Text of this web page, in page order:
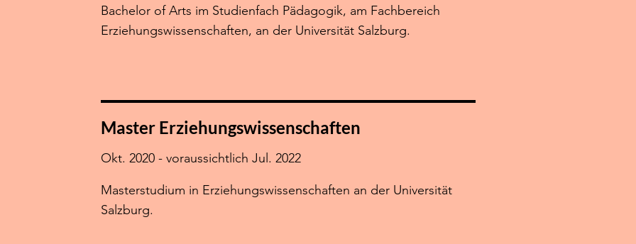
Bachelor of Arts im Studienfach Pädagogik, am Fachbereich
Erziehungswissenschaften, an der Universität Salzburg.
Master Erziehungswissenschaften
Okt. 2020 - voraussichtlich Jul. 2022
Masterstudium in Erziehungswissenschaften an der Universität
Salzburg.